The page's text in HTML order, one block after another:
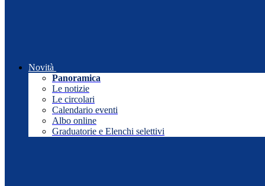
Novità
Panoramica
Le notizie
Le circolari
Calendario eventi
Albo online
Graduatorie e Elenchi selettivi